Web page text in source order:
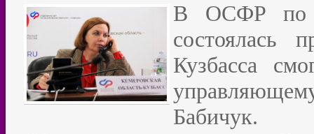
В ОСФР по
состоялась
Кузбасса
Бабичук.